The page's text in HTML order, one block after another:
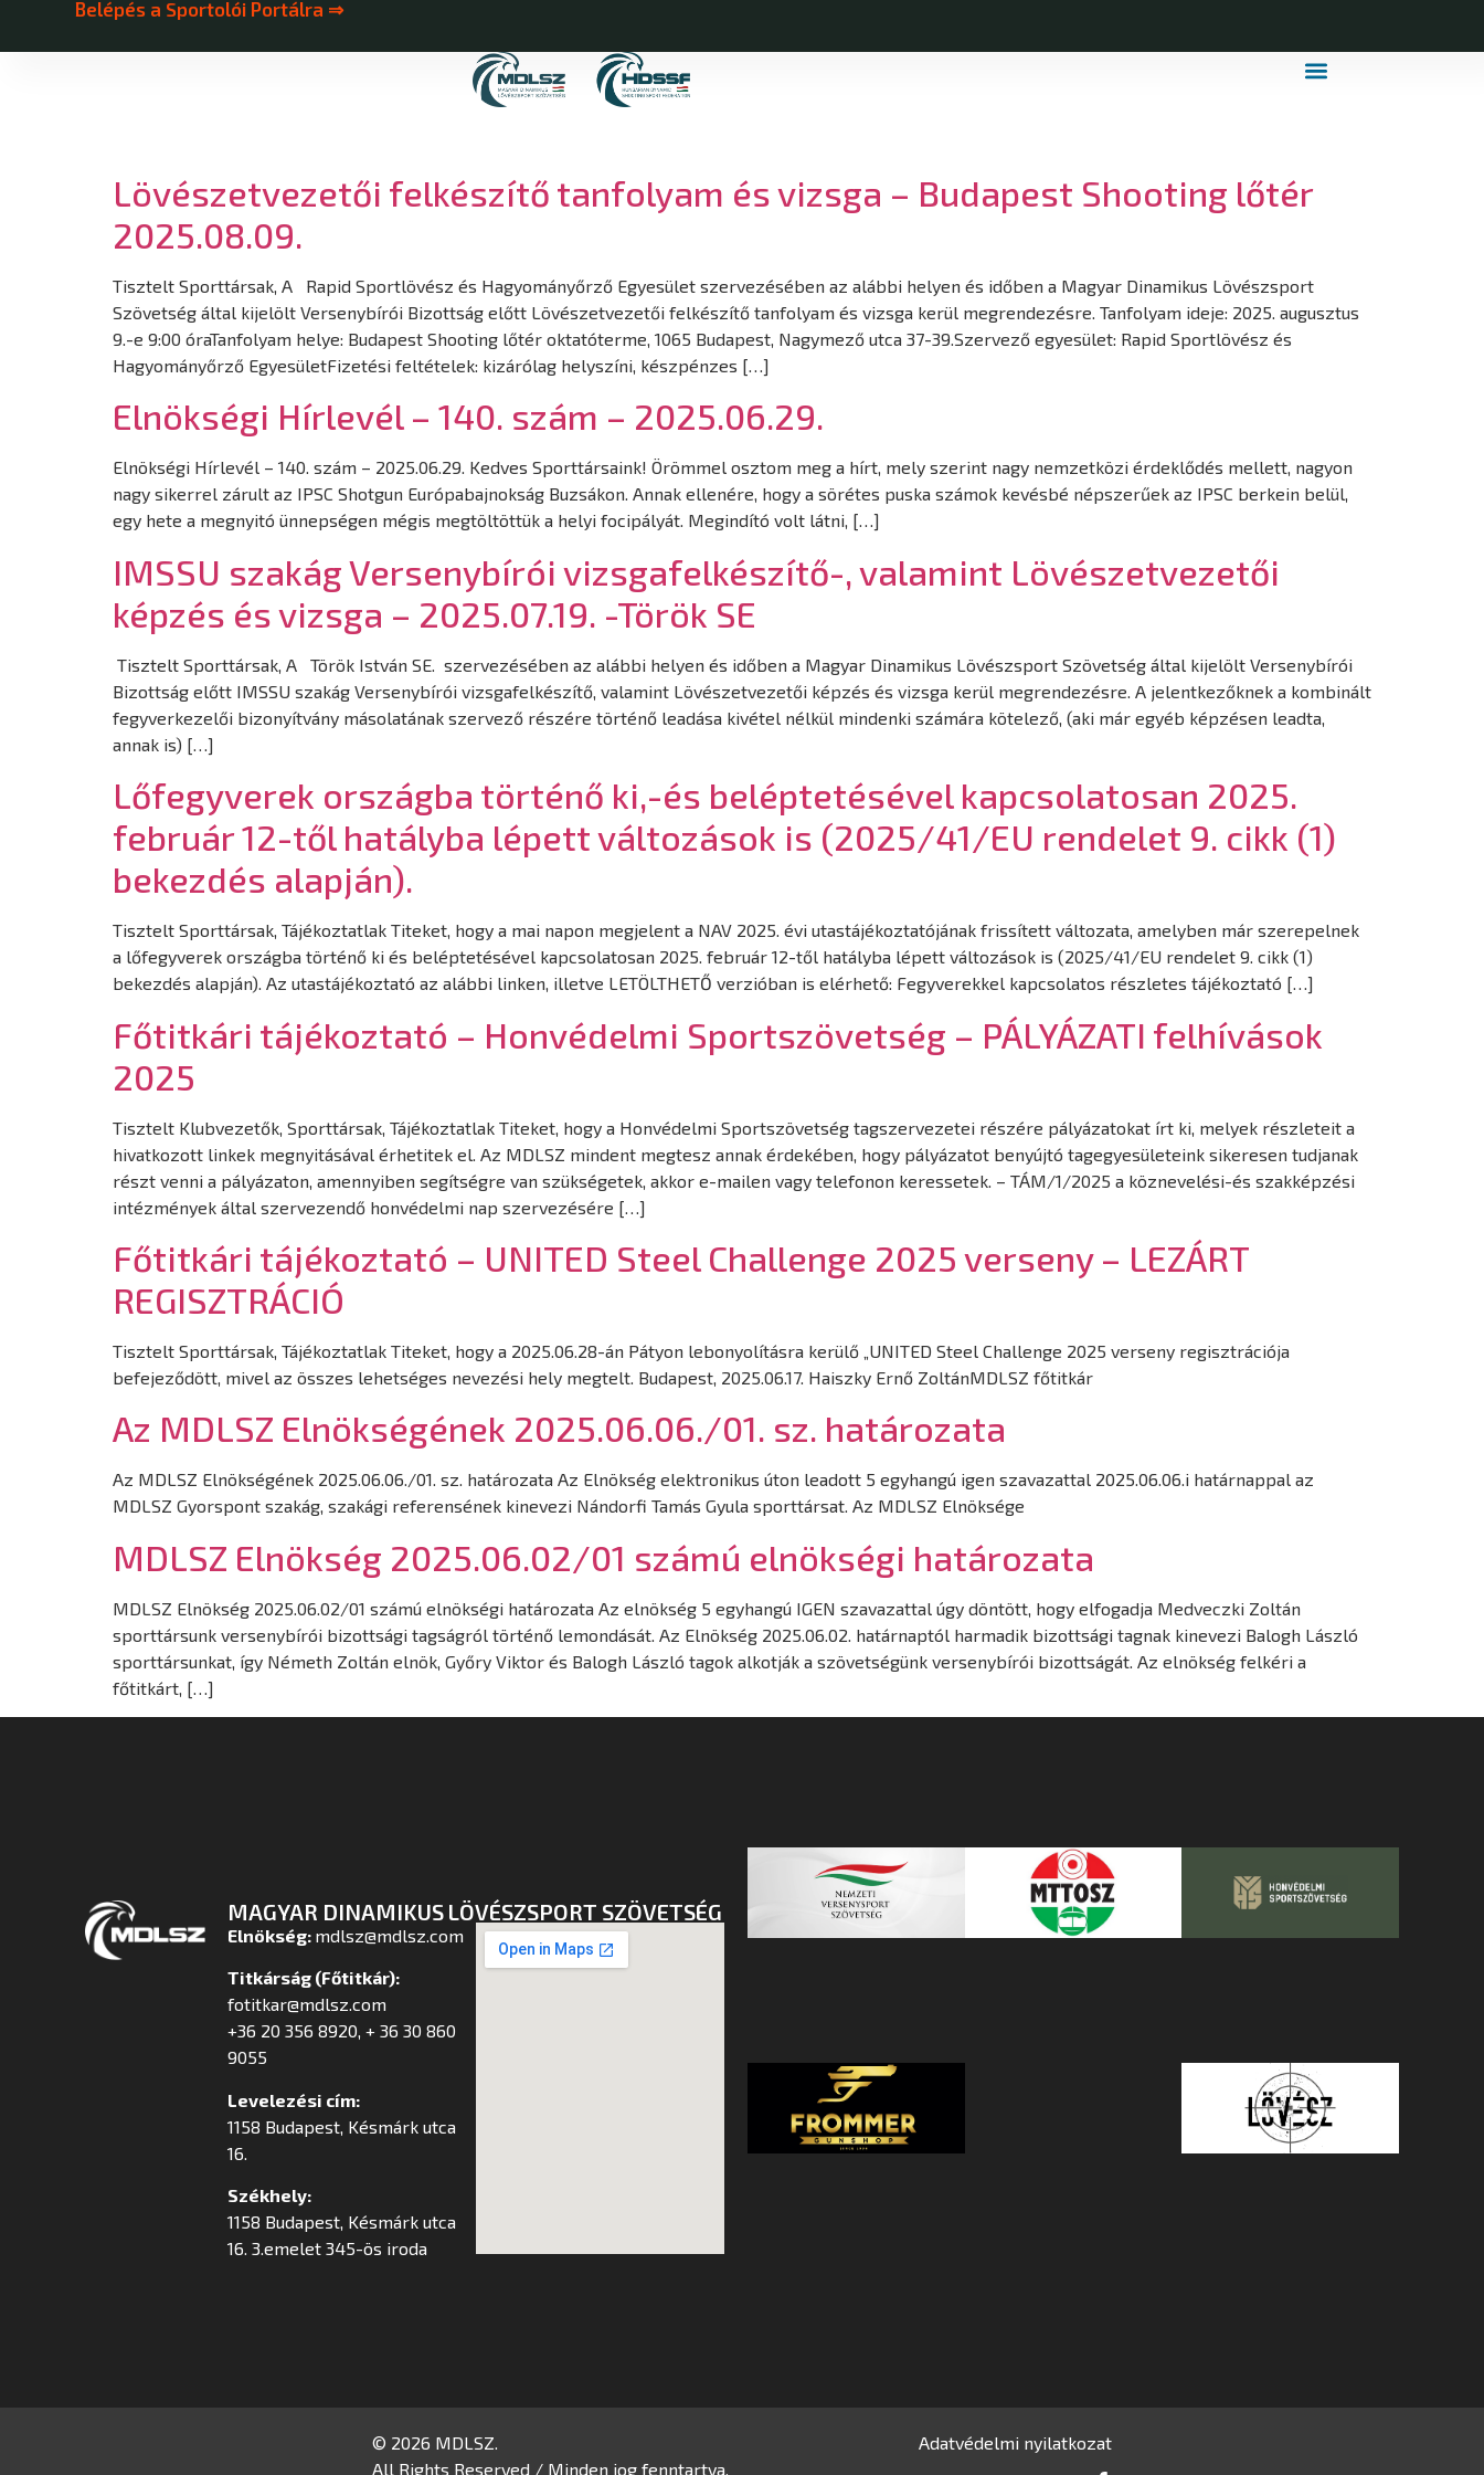
Belépés a Sportolói Portálra ⇒
Lövészetvezetői felkészítő tanfolyam és vizsga – Budapest Shooting lőtér
2025.08.09.
Tisztelt Sporttársak, A Rapid Sportlövész és Hagyományőrző Egyesület szervezésében az alábbi helyen és időben a Magyar Dinamikus Lövészsport
Szövetség által kijelölt Versenybírói Bizottság előtt Lövészetvezetői felkészítő tanfolyam és vizsga kerül megrendezésre. Tanfolyam ideje: 2025. augusztus
9.-e 9:00 óraTanfolyam helye: Budapest Shooting lőtér oktatóterme, 1065 Budapest, Nagymező utca 37-39.Szervező egyesület: Rapid Sportlövész és
Hagyományőrző EgyesületFizetési feltételek: kizárólag helyszíni, készpénzes […]
Elnökségi Hírlevél – 140. szám – 2025.06.29.
Elnökségi Hírlevél – 140. szám – 2025.06.29. Kedves Sporttársaink! Örömmel osztom meg a hírt, mely szerint nagy nemzetközi érdeklődés mellett, nagyon
nagy sikerrel zárult az IPSC Shotgun Európabajnokság Buzsákon. Annak ellenére, hogy a sörétes puska számok kevésbé népszerűek az IPSC berkein belül,
egy hete a megnyitó ünnepségen mégis megtöltöttük a helyi focipályát. Megindító volt látni, […]
IMSSU szakág Versenybírói vizsgafelkészítő-, valamint Lövészetvezetői
képzés és vizsga – 2025.07.19. -Török SE
Tisztelt Sporttársak, A Török István SE. szervezésében az alábbi helyen és időben a Magyar Dinamikus Lövészsport Szövetség által kijelölt Versenybírói
Bizottság előtt IMSSU szakág Versenybírói vizsgafelkészítő, valamint Lövészetvezetői képzés és vizsga kerül megrendezésre. A jelentkezőknek a kombinált
fegyverkezelői bizonyítvány másolatának szervező részére történő leadása kivétel nélkül mindenki számára kötelező, (aki már egyéb képzésen leadta,
annak is) […]
Lőfegyverek országba történő ki,-és beléptetésével kapcsolatosan 2025.
február 12-től hatályba lépett változások is (2025/41/EU rendelet 9. cikk (1)
bekezdés alapján).
Tisztelt Sporttársak, Tájékoztatlak Titeket, hogy a mai napon megjelent a NAV 2025. évi utastájékoztatójának frissített változata, amelyben már szerepelnek
a lőfegyverek országba történő ki és beléptetésével kapcsolatosan 2025. február 12-től hatályba lépett változások is (2025/41/EU rendelet 9. cikk (1)
bekezdés alapján). Az utastájékoztató az alábbi linken, illetve LETÖLTHETŐ verzióban is elérhető: Fegyverekkel kapcsolatos részletes tájékoztató […]
Főtitkári tájékoztató – Honvédelmi Sportszövetség – PÁLYÁZATI felhívások
2025
Tisztelt Klubvezetők, Sporttársak, Tájékoztatlak Titeket, hogy a Honvédelmi Sportszövetség tagszervezetei részére pályázatokat írt ki, melyek részleteit a
hivatkozott linkek megnyitásával érhetitek el. Az MDLSZ mindent megtesz annak érdekében, hogy pályázatot benyújtó tagegyesületeink sikeresen tudjanak
részt venni a pályázaton, amennyiben segítségre van szükségetek, akkor e-mailen vagy telefonon keressetek. – TÁM/1/2025 a köznevelési-és szakképzési
intézmények által szervezendő honvédelmi nap szervezésére […]
Főtitkári tájékoztató – UNITED Steel Challenge 2025 verseny – LEZÁRT
REGISZTRÁCIÓ
Tisztelt Sporttársak, Tájékoztatlak Titeket, hogy a 2025.06.28-án Pátyon lebonyolításra kerülő „UNITED Steel Challenge 2025 verseny regisztrációja
befejeződött, mivel az összes lehetséges nevezési hely megtelt. Budapest, 2025.06.17. Haiszky Ernő ZoltánMDLSZ főtitkár
Az MDLSZ Elnökségének 2025.06.06./01. sz. határozata
Az MDLSZ Elnökségének 2025.06.06./01. sz. határozata Az Elnökség elektronikus úton leadott 5 egyhangú igen szavazattal 2025.06.06.i határnappal az
MDLSZ Gyorspont szakág, szakági referensének kinevezi Nándorfi Tamás Gyula sporttársat. Az MDLSZ Elnöksége
MDLSZ Elnökség 2025.06.02/01 számú elnökségi határozata
MDLSZ Elnökség 2025.06.02/01 számú elnökségi határozata Az elnökség 5 egyhangú IGEN szavazattal úgy döntött, hogy elfogadja Medveczki Zoltán
sporttársunk versenybírói bizottsági tagságról történő lemondását. Az Elnökség 2025.06.02. határnaptól harmadik bizottsági tagnak kinevezi Balogh László
sporttársunkat, így Németh Zoltán elnök, Győry Viktor és Balogh László tagok alkotják a szövetségünk versenybírói bizottságát. Az elnökség felkéri a
főtitkárt, […]
MAGYAR DINAMIKUS LÖVÉSZSPORT SZÖVETSÉG
Elnökség: mdlsz@mdlsz.com
Titkárság (Főtitkár):
fotitkar@mdlsz.com
+36 20 356 8920, + 36 30 860
9055
Levelezési cím:
1158 Budapest, Késmárk utca
16.
Székhely:
1158 Budapest, Késmárk utca
16. 3.emelet 345-ös iroda
© 2026 MDLSZ.
All Rights Reserved / Minden jog fenntartva.
Adatvédelmi nyilatkozat